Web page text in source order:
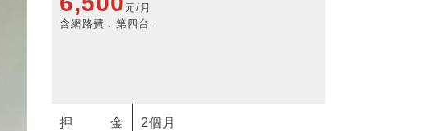
元/月
含網路費．第四台．
押金 2個月